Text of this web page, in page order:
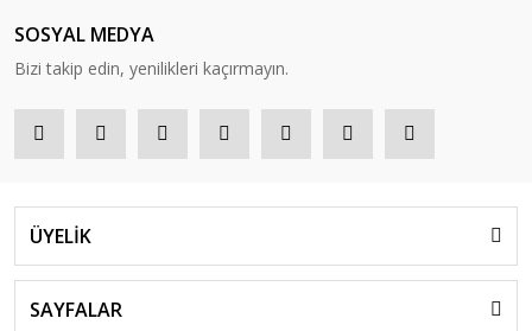
SOSYAL MEDYA
Bizi takip edin, yenilikleri kaçırmayın.
ÜYELİK
SAYFALAR